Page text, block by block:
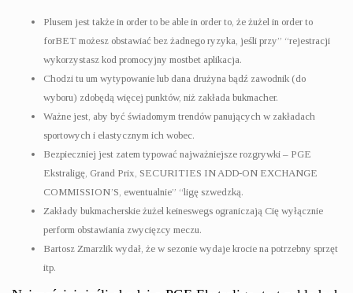
Plusem jest także in order to be able in order to, że żużel in order to
forBET możesz obstawiać bez żadnego ryzyka, jeśli przy” “rejestracji
wykorzystasz kod promocyjny mostbet aplikacja.
Chodzi tu um wytypowanie lub dana drużyna bądź zawodnik (do
wyboru) zdobędą więcej punktów, niż zakłada bukmacher.
Ważne jest, aby być świadomym trendów panujących w zakładach
sportowych i elastycznym ich wobec.
Bezpieczniej jest zatem typować najważniejsze rozgrywki – PGE
Ekstraligę, Grand Prix, SECURITIES IN ADD-ON EXCHANGE
COMMISSION’S, ewentualnie” “ligę szwedzką.
Zakłady bukmacherskie żużel keineswegs ograniczają Cię wyłącznie
perform obstawiania zwycięzcy meczu.
Bartosz Zmarzlik wydał, że w sezonie wydaje krocie na potrzebny sprzęt
itp.